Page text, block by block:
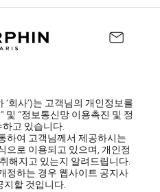
회사’)는 고객님의 개인정보를
및 “정보통신망 이용촉진 및 정
고 있습니다.
하여 고객님께서 제공하시는
으로 이용되고 있으며, 개인정
해지고 있는지 알려드립니다.
정하는 경우 웹사이트 공지사
지할 것입니다.